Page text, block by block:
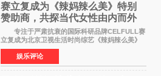
赛立复成为《辣妈辣么美》特别
赞助商，共探当代女性由内而外
活力美
专注于严肃抗衰的国际科研品牌CELFULL赛
立复成为北京卫视生活时尚综艺《辣妈辣么美》
的特别赞助商,明星辣妈袁咏仪倾情参与，向广大
都市女性传递健康生活新主张，寄语当代女性在
家庭与自我之间
娱乐评论